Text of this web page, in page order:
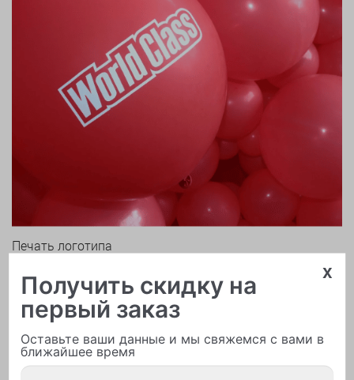
Печать логотипа
x
Получить скидку на
первый заказ
Оставьте ваши данные и мы свяжемся с вами в
ближайшее время